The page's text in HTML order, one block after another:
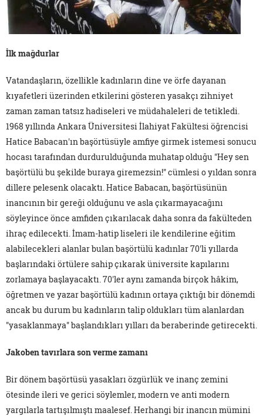
İlk mağdurlar
Vatandaşların, özellikle kadınların dine ve örfe dayanan
kıyafetleri üzerinden etkilerini gösteren yasakçı zihniyet
zaman zaman tatsız hadiseleri ve müdahaleleri de tetikledi.
1968 yıllında Ankara Üniversitesi İlahiyat Fakültesi öğrencisi
Hatice Babacan'ın başörtüsüyle amfiye girmek istemesi sonucu
hocası tarafından durdurulduğunda muhatap olduğu "Hey sen
başörtülü bu şekilde buraya giremezsin!" cümlesi o yıldan sonra
dillere pelesenk olacaktı. Hatice Babacan, başörtüsünün
inancının bir gereği olduğunu ve asla çıkarmayacağını
söyleyince önce amfiden çıkarılacak daha sonra da fakülteden
ihraç edilecekti. İmam-hatip liseleri ile kendilerine eğitim
alabilecekleri alanlar bulan başörtülü kadınlar 70'li yıllarda
başlarındaki örtülere sahip çıkarak üniversite kapılarını
zorlamaya başlayacaktı. 70'ler aynı zamanda birçok hâkim,
öğretmen ve yazar başörtülü kadının ortaya çıktığı bir dönemdi
ancak bu durum bu kadınların talip oldukları tüm alanlardan
"yasaklanmaya" başlandıkları yılları da beraberinde getirecekti.
Jakoben tavırlara son verme zamanı
Bir dönem başörtüsü yasakları özgürlük ve inanç zemini
ötesinde ileri ve gerici söylemler, modern ve anti modern
yargılarla tartışılmıştı maalesef. Herhangi bir inancın mümini